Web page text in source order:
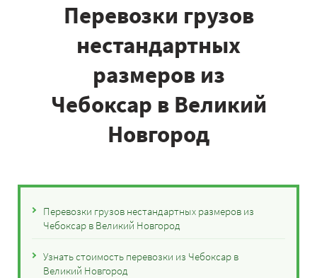
Перевозки грузов
нестандартных
размеров из
Чебоксар в Великий
Новгород
Перевозки грузов нестандартных размеров из
Чебоксар в Великий Новгород
Узнать стоимость перевозки из Чебоксар в
Великий Новгород